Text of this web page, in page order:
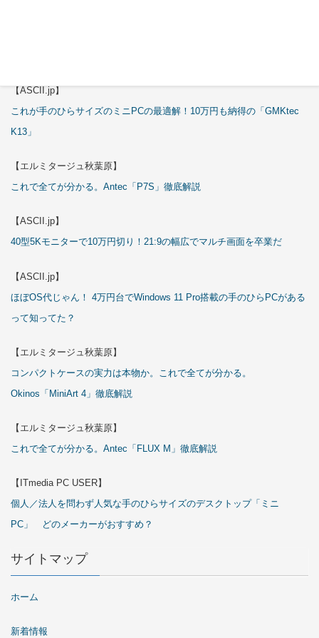
【ASCII.jp】
これが手のひらサイズのミニPCの最適解！10万円も納得の「GMKtec
K13」
【エルミタージュ秋葉原】
これで全てが分かる。Antec「P7S」徹底解説
【ASCII.jp】
40型5Kモニターで10万円切り！21:9の幅広でマルチ画面を卒業だ
【ASCII.jp】
ほぼOS代じゃん！ 4万円台でWindows 11 Pro搭載の手のひらPCがある
って知ってた？
【エルミタージュ秋葉原】
コンパクトケースの実力は本物か。これで全てが分かる。
Okinos「MiniArt 4」徹底解説
【エルミタージュ秋葉原】
これで全てが分かる。Antec「FLUX M」徹底解説
【ITmedia PC USER】
個人／法人を問わず人気な手のひらサイズのデスクトップ「ミニ
PC」 どのメーカーがおすすめ？
サイトマップ
ホーム
新着情報